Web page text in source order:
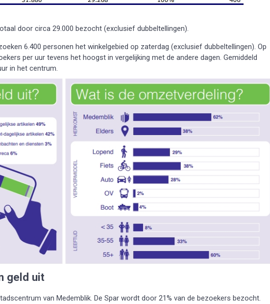
door circa 29.000 bezocht (exclusief dubbeltellingen).
6.400 personen het winkelgebied op zaterdag (exclusief dubbeltellingen). Op
per uur tevens het hoogst in vergelijking met de andere dagen. Gemiddeld
in het centrum.
geld uit
van Medemblik. De Spar wordt door 21% van de bezoekers bezocht.